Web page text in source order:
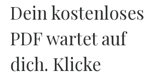
Dein kostenloses
PDF wartet auf
dich. Klicke